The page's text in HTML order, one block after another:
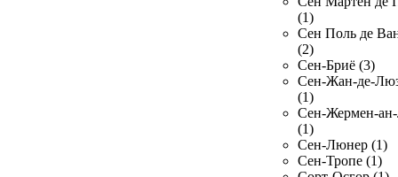
(1)
Сен Поль де
(2)
Сен-Бриё (3)
Сен-Жан-де-
(1)
Сен-Жермен-
(1)
Сен-Люнер (1)
Сен-Тропе (1)